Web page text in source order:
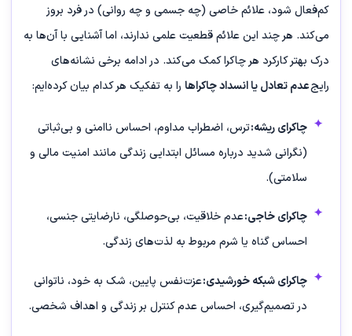
کم‌فعال شود، علائم خاصی (چه جسمی و چه روانی) در فرد بروز
می‌کند. هر چند این علائم قطعیت علمی ندارند، اما آشنایی با آن‌ها به
درک بهتر کارکرد هر چاکرا کمک می‌کند. در ادامه برخی نشانه‌های
رایجعدم تعادل یا انسداد چاکراها را به تفکیک هر کدام بیان کرده‌ایم:
چاکرای ریشه:ترس، اضطراب مداوم، احساس ناامنی و بی‌ثباتی
(نگرانی شدید درباره مسائل ابتدایی زندگی مانند امنیت مالی و
سلامتی).
چاکرای خاجی:عدم خلاقیت، بی‌حوصلگی، نارضایتی جنسی،
احساس گناه یا شرم مربوط به لذت‌های زندگی.
چاکرای شبکه خورشیدی:عزت‌نفس پایین، شک به خود، ناتوانی
در تصمیم‌گیری، احساس عدم کنترل بر زندگی و اهداف شخصی.